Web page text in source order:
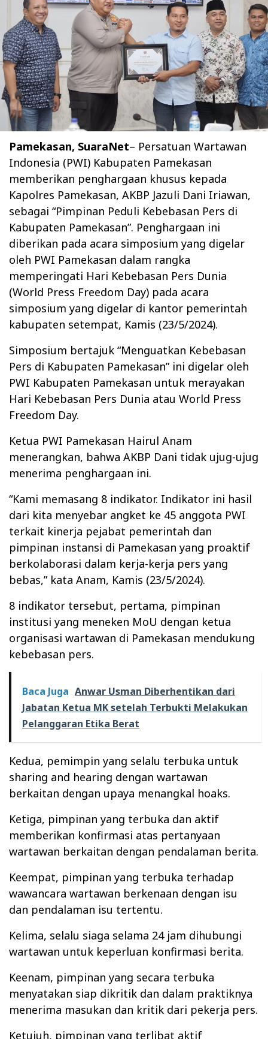
Pamekasan, SuaraNet– Persatuan Wartawan
Indonesia (PWI) Kabupaten Pamekasan
memberikan penghargaan khusus kepada
Kapolres Pamekasan, AKBP Jazuli Dani Iriawan,
sebagai “Pimpinan Peduli Kebebasan Pers di
Kabupaten Pamekasan”. Penghargaan ini
diberikan pada acara simposium yang digelar
oleh PWI Pamekasan dalam rangka
memperingati Hari Kebebasan Pers Dunia
(World Press Freedom Day) pada acara
simposium yang digelar di kantor pemerintah
kabupaten setempat, Kamis (23/5/2024).
Simposium bertajuk “Menguatkan Kebebasan
Pers di Kabupaten Pamekasan” ini digelar oleh
PWI Kabupaten Pamekasan untuk merayakan
Hari Kebebasan Pers Dunia atau World Press
Freedom Day.
Ketua PWI Pamekasan Hairul Anam
menerangkan, bahwa AKBP Dani tidak ujug-ujug
menerima penghargaan ini.
“Kami memasang 8 indikator. Indikator ini hasil
dari kita menyebar angket ke 45 anggota PWI
terkait kinerja pejabat pemerintah dan
pimpinan instansi di Pamekasan yang proaktif
berkolaborasi dalam kerja-kerja pers yang
bebas,” kata Anam, Kamis (23/5/2024).
8 indikator tersebut, pertama, pimpinan
institusi yang meneken MoU dengan ketua
organisasi wartawan di Pamekasan mendukung
kebebasan pers.
Baca Juga Anwar Usman Diberhentikan dari
Jabatan Ketua MK setelah Terbukti Melakukan
Pelanggaran Etika Berat
Kedua, pemimpin yang selalu terbuka untuk
sharing and hearing dengan wartawan
berkaitan dengan upaya menangkal hoaks.
Ketiga, pimpinan yang terbuka dan aktif
memberikan konfirmasi atas pertanyaan
wartawan berkaitan dengan pendalaman berita.
Keempat, pimpinan yang terbuka terhadap
wawancara wartawan berkenaan dengan isu
dan pendalaman isu tertentu.
Kelima, selalu siaga selama 24 jam dihubungi
wartawan untuk keperluan konfirmasi berita.
Keenam, pimpinan yang secara terbuka
menyatakan siap dikritik dan dalam praktiknya
menerima masukan dan kritik dari pekerja pers.
Ketujuh, pimpinan yang terlibat aktif